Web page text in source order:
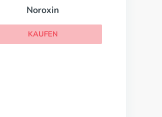
Noroxin
KAUFEN